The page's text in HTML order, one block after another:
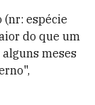
(nr: espécie
do que um
meses